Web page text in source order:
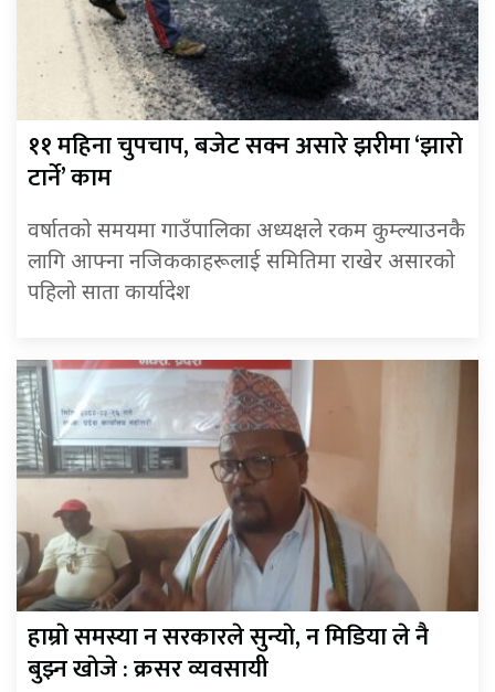
११ महिना चुपचाप, बजेट सक्न असारे झरीमा ‘झाराे
टार्ने’ काम
वर्षातको समयमा गाउँपालिका अध्यक्षले रकम कुम्ल्याउनकै
लागि आफ्ना नजिककाहरूलाई समितिमा राखेर असारको
पहिलो साता कार्यादेश
हाम्राे समस्या न सरकारले सुन्याे, न मिडिया ले नै
बुझ्न खाेजे : क्रसर व्यवसायी